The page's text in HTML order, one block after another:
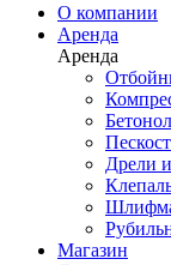
О компании
Аренда
Аренда
Дрели
Магазин